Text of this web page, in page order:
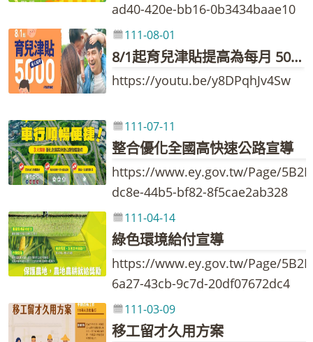
ad40-420e-bb16-0b3434baae10
8/1起育兒津貼提高為每月 5000 元
111-08-01
https://youtu.be/y8DPqhJv4Sw
整合優化全國高快速公路宣導
111-07-11
https://www.ey.gov.tw/Page/
dc8e-44b5-bf82-8f5cae2ab328
綠色環境給付宣導
111-04-14
https://www.ey.gov.tw/Page/
6a27-43cb-9c7d-20df07672dc4
移工留才久用方案
111-03-09